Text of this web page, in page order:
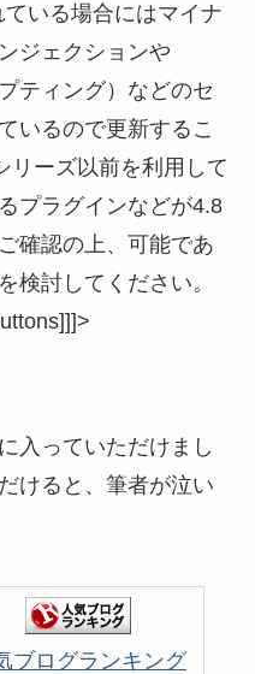
いる場合にはマイナ
ジェクションや
ティング）などのセ
いるので更新するこ
リーズ以前を利用して
プラグインなどが4.8
確認の上、可能であ
検討してください。
入っていただけまし
けると、筆者が泣い
ブログランキング